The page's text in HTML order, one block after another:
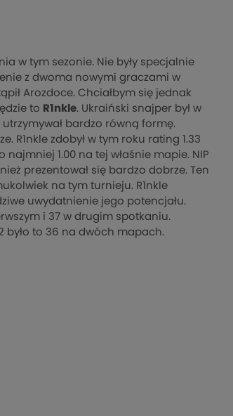
w tym sezonie. Nie były specjalnie
z dwoma nowymi graczami w
Arozdoce. Chciałbym się jednak
to R1nkle. Ukraiński snajper był w
bardzo równą formę.
R1nkle zdobył w tym roku rating 1.33
1.00 na tej właśnie mapie. NIP
prezentował się bardzo dobrze. Ten
na tym turnieju. R1nkle
uwydatnienie jego potencjału.
i 37 w drugim spotkaniu.
było to 36 na dwóch mapach.